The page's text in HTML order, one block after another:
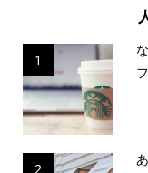
1
2